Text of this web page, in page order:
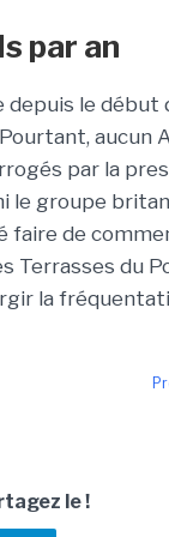
par an
depuis le début
aucun
par la
le groupe
de
Terrasses du
la
le !